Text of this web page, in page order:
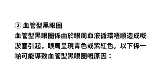
② 血管型黑眼圈
血管型黑眼圈係由於眼周血液循環唔順造成嘅
淤塞引起，眼周呈現青色或紫紅色。以下係一
啲可能導致血管型黑眼圈嘅原因：